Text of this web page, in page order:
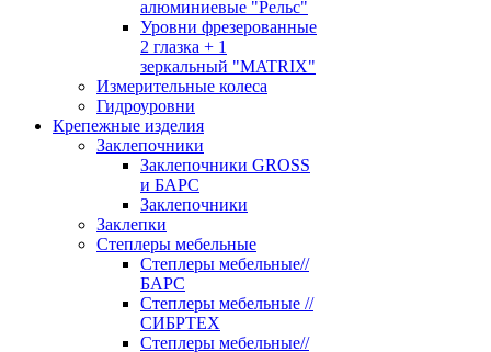
алюминиевые "Рельс"
Уровни фрезерованные
2 глазка + 1
зеркальный "MATRIX"
Измерительные колеса
Гидроуровни
Крепежные изделия
Заклепочники
Заклепочники GROSS
и БАРС
Заклепочники
Заклепки
Степлеры мебельные
Степлеры мебельные//
БАРС
Степлеры мебельные //
СИБРТЕХ
Степлеры мебельные//